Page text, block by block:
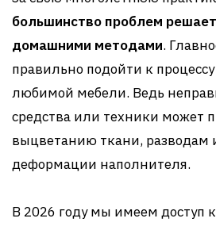
большинство проблем
домашними методами.
правильно подойти к
любимой мебели. Ведь
средства или техники может
выцветанию ткани, разводам
деформации наполнителя.
В 2026 году мы имеем доступ